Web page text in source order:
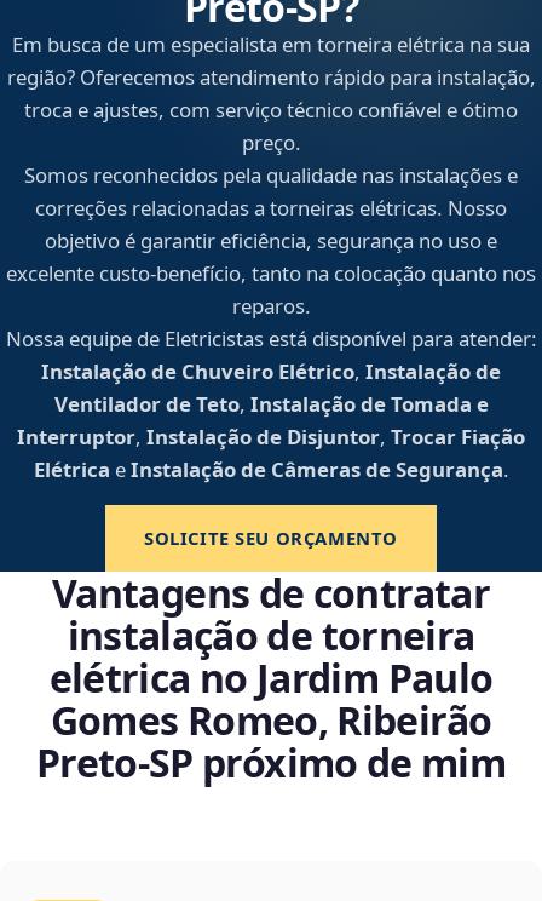
Em busca de um especialista em torneira elétrica na sua
região? Oferecemos atendimento rápido para instalação,
troca e ajustes, com serviço técnico confiável e ótimo
preço.
Somos reconhecidos pela qualidade nas instalações e
correções relacionadas a torneiras elétricas. Nosso
objetivo é garantir eficiência, segurança no uso e
excelente custo-benefício, tanto na colocação quanto nos
reparos.
Nossa equipe de Eletricistas está disponível para atender:
Instalação de Chuveiro Elétrico, Instalação de
Ventilador de Teto, Instalação de Tomada e
Interruptor, Instalação de Disjuntor, Trocar Fiação
Elétrica eInstalação de Câmeras de Segurança.
SOLICITE SEU ORÇAMENTO
Vantagens de contratar
instalação de torneira
elétrica no Jardim Paulo
Gomes Romeo, Ribeirão
Preto‑SP próximo de mim